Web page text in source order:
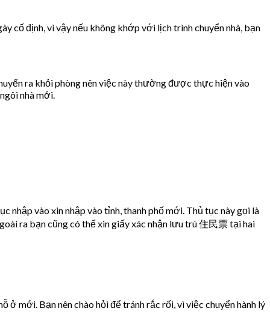
cố định, vì vậy nếu không khớp với lịch trình chuyển nhà, bạn
ra khỏi phòng nên việc này thường được thực hiện vào
nhà mới.
nhập vào xin nhập vào tỉnh, thanh phố mới. Thủ tục này gọi là
ra bạn cũng có thể xin giấy xác nhận lưu trú 住民票 tại hai
ở mới. Bạn nên chào hỏi để tránh rắc rối, vì việc chuyển hành lý